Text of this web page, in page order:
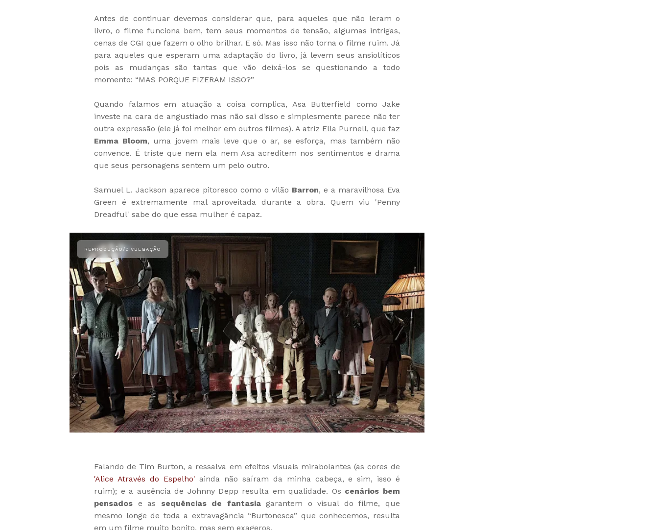
Antes de continuar devemos considerar que, para aqueles que não leram o
livro, o filme funciona bem, tem seus momentos de tensão, algumas intrigas,
cenas de CGI que fazem o olho brilhar. E só. Mas isso não torna o filme ruim. Já
para aqueles que esperam uma adaptação do livro, já levem seus ansiolíticos
pois as mudanças são tantas que vão deixá-los se questionando a todo
momento: “MAS PORQUE FIZERAM ISSO?”
Quando falamos em atuação a coisa complica, Asa Butterfield como Jake
investe na cara de angustiado mas não sai disso e simplesmente parece não ter
outra expressão (ele já foi melhor em outros filmes). A atriz Ella Purnell, que faz
Emma Bloom, uma jovem mais leve que o ar, se esforça, mas também não
convence. É triste que nem ela nem Asa acreditem nos sentimentos e drama
que seus personagens sentem um pelo outro.
Samuel L. Jackson aparece pitoresco como o vilão Barron, e a maravilhosa Eva
Green é extremamente mal aproveitada durante a obra. Quem viu 'Penny
Dreadful' sabe do que essa mulher é capaz.
Falando de Tim Burton, a ressalva em efeitos visuais mirabolantes (as cores de
'Alice Através do Espelho' ainda não saíram da minha cabeça, e sim, isso é
ruim); e a ausência de Johnny Depp resulta em qualidade. Os cenários bem
pensados e as sequências de fantasiagarantem o visual do filme, que
mesmo longe de toda a extravagância “Burtonesca” que conhecemos, resulta
em um filme muito bonito, mas sem exageros.